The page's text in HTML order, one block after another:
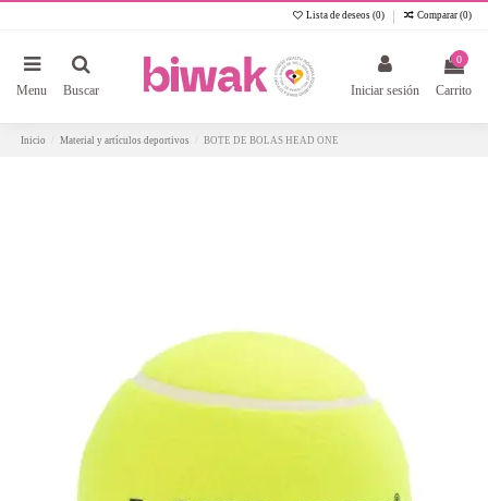
Lista de deseos (0) Comparar (0)
Menu Buscar Iniciar sesión
0
Carrito
Inicio Material y artículos deportivos BOTE DE BOLAS HEAD ONE